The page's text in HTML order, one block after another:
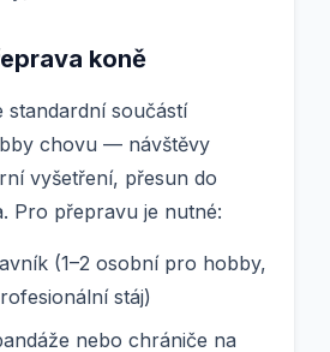
koně
standardní součástí
chovu — návštěvy
vyšetření, přesun do
Pro přepravu je nutné:
(1–2 osobní pro hobby,
stáj)
nebo chrániče na